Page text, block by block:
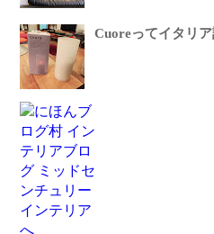
Cuoreってイタリ